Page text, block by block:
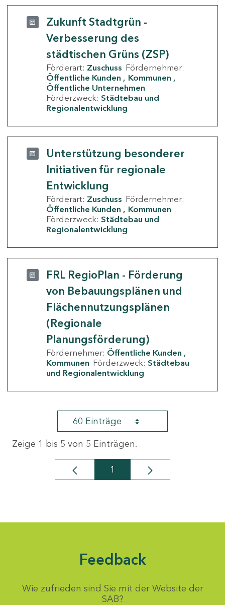
Zukunft Stadtgrün -
Verbesserung des
städtischen Grüns (ZSP)
Förderart: Zuschuss Fördernehmer:
Öffentliche Kunden
Kommunen
Öffentliche Unternehmen
Förderzweck: Städtebau und
Regionalentwicklung
Unterstützung besonderer
Initiativen für regionale
Entwicklung
Förderart: Zuschuss Fördernehmer:
Öffentliche Kunden
Kommunen
Förderzweck: Städtebau und
Regionalentwicklung
FRL RegioPlan - Förderung
von Bebauungsplänen und
Flächennutzungsplänen
(Regionale
Planungsförderung)
Fördernehmer: Öffentliche Kunden
Kommunen Förderzweck: Städtebau
und Regionalentwicklung
60 Einträge
Zeige 1 bis 5 von 5 Einträgen.
Seite
1
Feedback
Wie zufrieden sind Sie mit der Website der
SAB?